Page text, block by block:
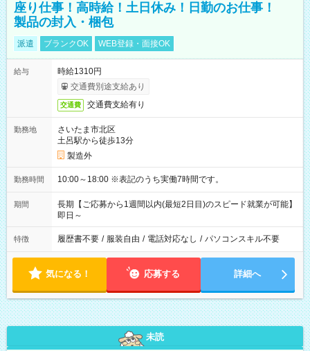
座り仕事！高時給！土日休み！日勤のお仕事！
製品の封入・梱包
派遣 ブランクOK WEB登録・面接OK
給与
時給1310円
交通費別途支給あり
交通費 交通費支給有り
勤務地
さいたま市北区
土呂駅から徒歩13分
製造外
勤務時間 10:00～18:00 ※表記のうち実働7時間です。
期間
長期【ご応募から1週間以内(最短2日目)のスピード就業が可能】
即日～
特徴 履歴書不要 / 服装自由 / 電話対応なし / パソコンスキル不要
気になる！ 応募する 詳細へ
未読